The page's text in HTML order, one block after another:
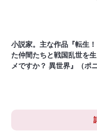
小説家。主な作品『転生
た仲間たちと戦国乱世を
メですか？ 異世界』（ポ